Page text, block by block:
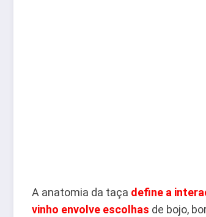
A anatomia da taça define a
vinho envolve escolhas de bojo,